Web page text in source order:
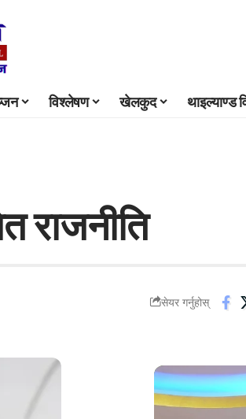
विश्लेषण खेलकुद थाइल्याण्ड
राजनीति
सेयर गर्नुहोस्